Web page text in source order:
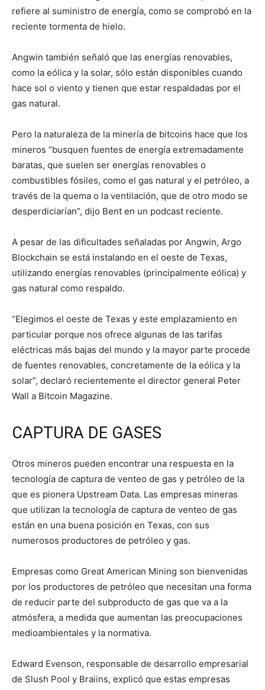
refiere al suministro de energía, como se comprobó en la
reciente tormenta de hielo.
Angwin también señaló que las energías renovables,
como la eólica y la solar, sólo están disponibles cuando
hace sol o viento y tienen que estar respaldadas por el
gas natural.
Pero la naturaleza de la minería de bitcoins hace que los
mineros “busquen fuentes de energía extremadamente
baratas, que suelen ser energías renovables o
combustibles fósiles, como el gas natural y el petróleo, a
través de la quema o la ventilación, que de otro modo se
desperdiciarían”, dijo Bent en un podcast reciente.
A pesar de las dificultades señaladas por Angwin, Argo
Blockchain se está instalando en el oeste de Texas,
utilizando energías renovables (principalmente eólica) y
gas natural como respaldo.
“Elegimos el oeste de Texas y este emplazamiento en
particular porque nos ofrece algunas de las tarifas
eléctricas más bajas del mundo y la mayor parte procede
de fuentes renovables, concretamente de la eólica y la
solar”, declaró recientemente el director general Peter
Wall a Bitcoin Magazine.
CAPTURA DE GASES
Otros mineros pueden encontrar una respuesta en la
tecnología de captura de venteo de gas y petróleo de la
que es pionera Upstream Data. Las empresas mineras
que utilizan la tecnología de captura de venteo de gas
están en una buena posición en Texas, con sus
numerosos productores de petróleo y gas.
Empresas como Great American Mining son bienvenidas
por los productores de petróleo que necesitan una forma
de reducir parte del subproducto de gas que va a la
atmósfera, a medida que aumentan las preocupaciones
medioambientales y la normativa.
Edward Evenson, responsable de desarrollo empresarial
de Slush Pool y Braiins, explicó que estas empresas